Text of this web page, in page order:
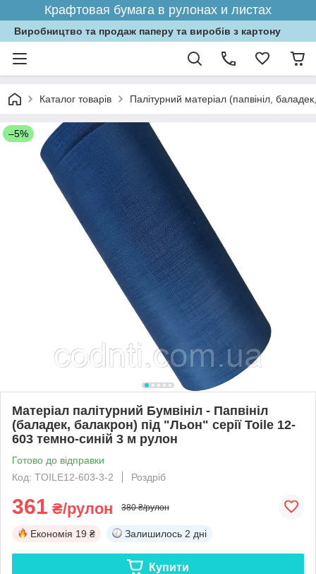
Крафтовая бумага в рулонах и листах
Виробництво та продаж паперу та виробів з картону
Каталог товарів Палітурний матеріал (папвініл,
–5%
Матеріал палітурний Бумвініл - Папвініл
(баладек, балакрон) під "Льон" серії Toile 12-
603 темно-синій 3 м рулон
Готово до відправки
Код: TOILE12-603-3-2
Роздріб
361 ₴/рулон 380 ₴/рулон
Економія 19 ₴ Залишилось 2 дні
Купити